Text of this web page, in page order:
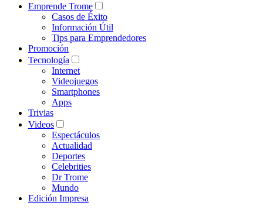
Emprende Trome
Casos de Éxito
Información Útil
Tips para Emprendedores
Promoción
Tecnología
Internet
Videojuegos
Smartphones
Apps
Trivias
Videos
Espectáculos
Actualidad
Deportes
Celebrities
Dr Trome
Mundo
Edición Impresa